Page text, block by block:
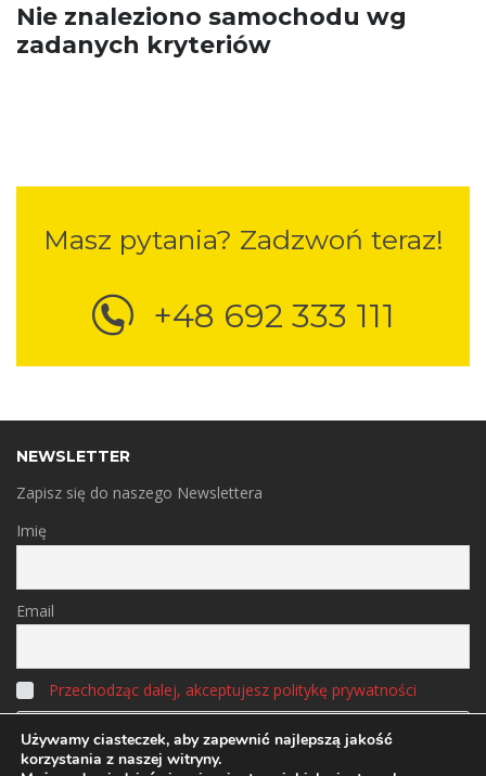
Nie znaleziono samochodu wg
zadanych kryteriów
Masz pytania? Zadzwoń teraz!
+48 692 333 111
NEWSLETTER
Zapisz się do naszego Newslettera
Imię
Email
Przechodząc dalej, akceptujesz politykę prywatności
Używamy ciasteczek, aby zapewnić najlepszą jakość
korzystania z naszej witryny.